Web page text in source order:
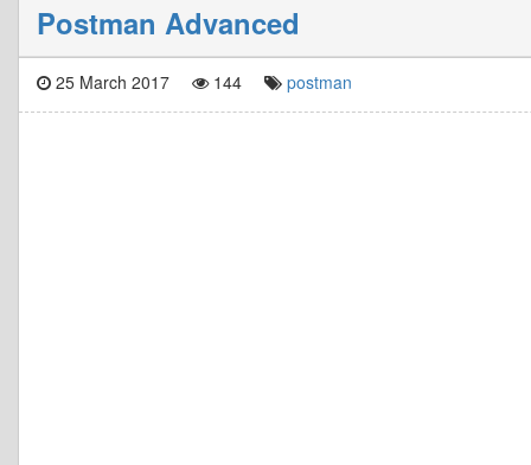
Postman Advanced
25 March 2017 144 postman